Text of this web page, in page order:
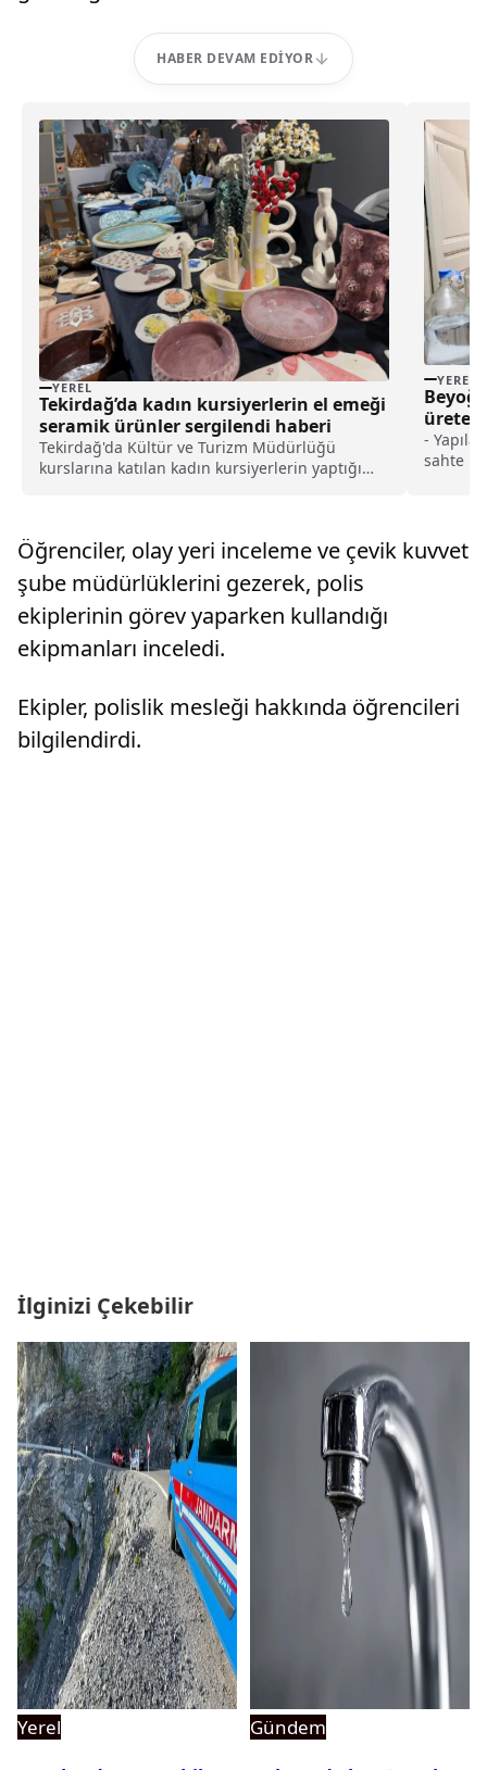
HABER DEVAM EDIYOR
YEREL
Tekirdağ’da kadın kursiyerlerin el emeği
seramik ürünler sergilendi haberi
Tekirdağ'da Kültür ve Turizm Müdürlüğü
kurslarına katılan kadın kursiyerlerin yaptığı
bir yıl boy...
YEREL
üreten
-
sahte
Öğrenciler, olay yeri inceleme ve çevik kuvvet
şube müdürlüklerini gezerek, polis
ekiplerinin görev yaparken kullandığı
ekipmanları inceledi.
Ekipler, polislik mesleği hakkında öğrencileri
bilgilendirdi.
İlginizi Çekebilir
Yerel
Gündem